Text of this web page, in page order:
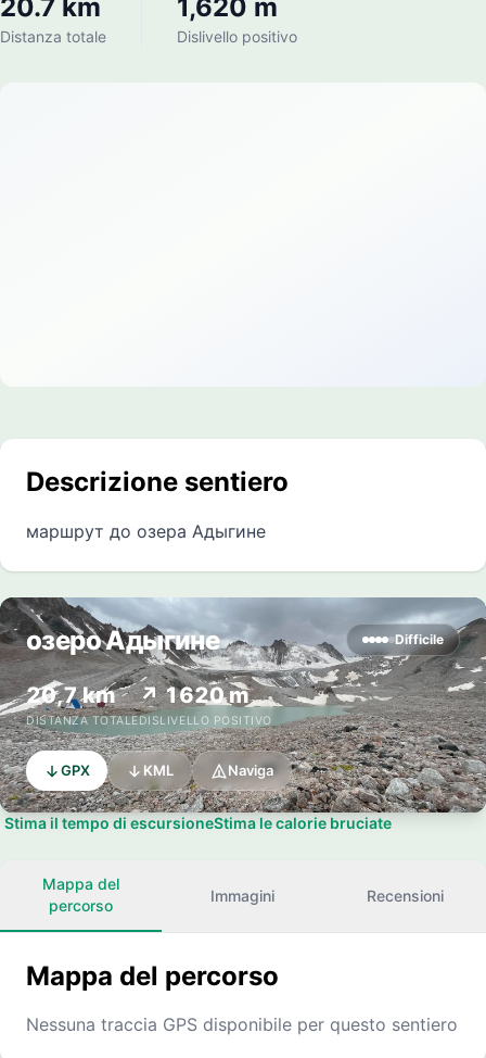
20.7 km
Distanza totale
1,620 m
Dislivello positivo
Descrizione sentiero
маршрут до озера Адыгине
озеро Адыгине Difficile
20,7 km
DISTANZA TOTALE
↗ 1620 m
DISLIVELLO POSITIVO
GPX KML Naviga
Stima il tempo di escursioneStima le calorie bruciate
Mappa del
percorso
Immagini Recensioni
Mappa del percorso
Nessuna traccia GPS disponibile per questo sentiero